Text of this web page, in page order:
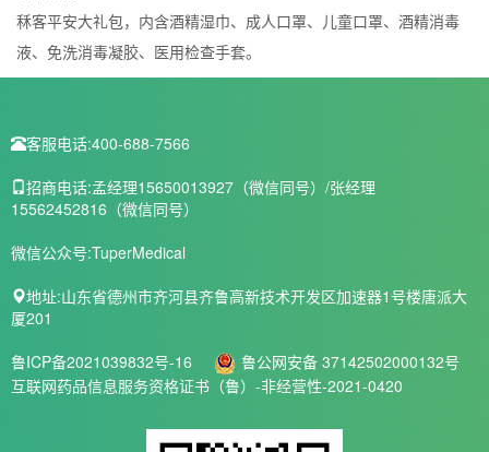
秝客平安大礼包，内含酒精湿巾、成人口罩、儿童口罩、酒精消毒
液、免洗消毒凝胶、医用检查手套。
客服电话:400-688-7566
招商电话:孟经理15650013927（微信同号）/张经理
15562452816（微信同号）
微信公众号:TuperMedical
地址:山东省德州市齐河县齐鲁高新技术开发区加速器1号楼唐派大
厦201
鲁ICP备2021039832号-16
鲁公网安备 37142502000132号
互联网药品信息服务资格证书（鲁）-非经营性-2021-0420